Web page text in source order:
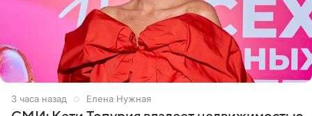
3 часа назад Елена Нужная